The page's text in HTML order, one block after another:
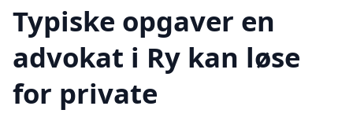
Typiske opgaver en
advokat i Ry kan løse
for private